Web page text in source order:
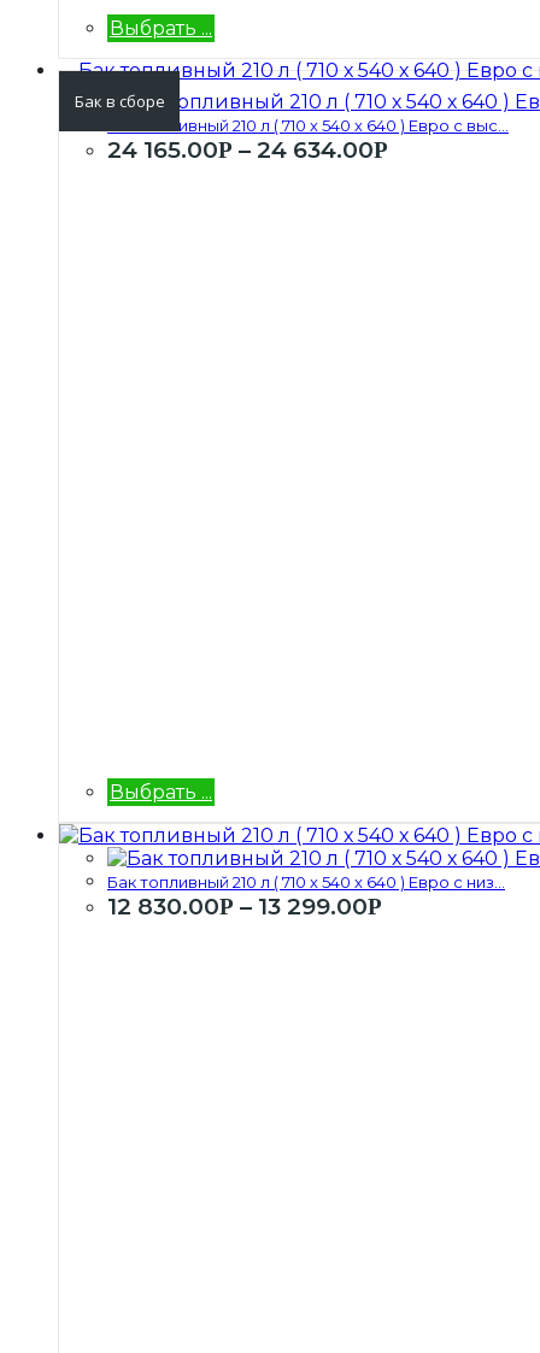
Выбрать ...
Бак в сборе
Бак топливный 210 л ( 710 х 540 х 640 ) Евро с выс...
24 165.00Р – 24 634.00Р
Выбрать ...
Бак топливный 210 л ( 710 х 540 х 640 ) Евро с низ...
12 830.00Р – 13 299.00Р